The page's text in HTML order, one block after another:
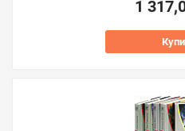
1